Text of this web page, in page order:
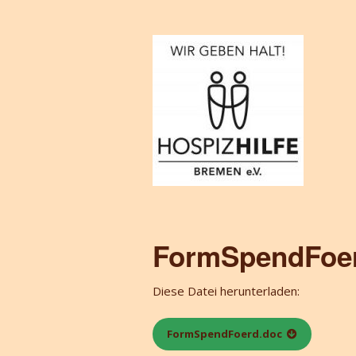
Diese Datei herunterladen:
FormSpendFoerd.doc